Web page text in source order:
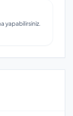
yapabilirsiniz.